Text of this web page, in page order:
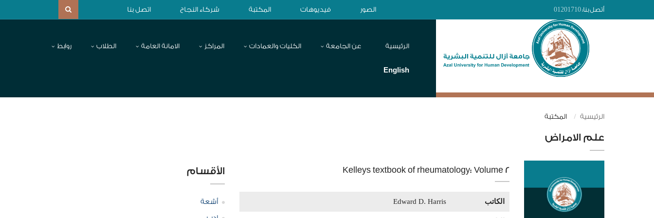
أتصل بنا:01201710 الصور فيديوهات المكتبة شركاء النجاح اتصل بنا
الرئيسية عن الجامعة الكليات والعمادات المراكز الامانة العامة الطلاب روابط
English
الرئيسية المكتبة
علم الامراض
Kelleys textbook of rheumatology: Volume 2
الكاتب Edward D. Harris
الأقسام
أشعة